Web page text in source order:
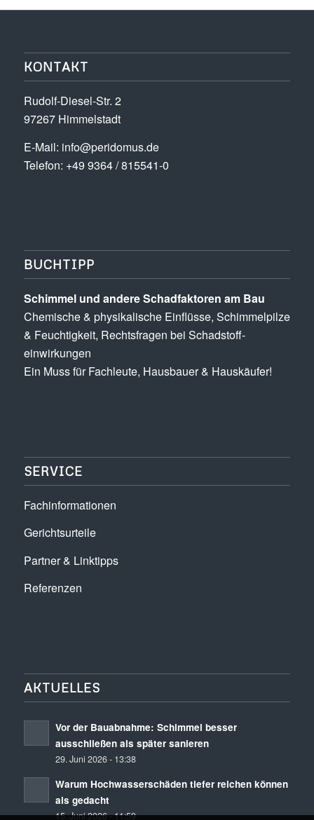
KONTAKT
Rudolf-Diesel-Str. 2
97267 Himmelstadt
E-Mail: info@peridomus.de
Telefon: +49 9364 / 815541-0
BUCHTIPP
Schimmel und andere Schad­­faktoren am Bau
Chemische & physikalische Einflüsse, Schimmel­pilze
& Feuchtigkeit, Rechts­fragen bei Schadstoff­
einwirkungen
Ein Muss für Fachleute, Hausbauer & Hauskäufer!
SERVICE
Fachinformationen
Gerichtsurteile
Partner & Linktipps
Referenzen
AKTUELLES
Vor der Bauabnahme: Schimmel besser
ausschließen als später sanieren
29. Juni 2026 - 13:38
Warum Hochwasserschäden tiefer reichen können
als gedacht
15. Juni 2026 - 11:59